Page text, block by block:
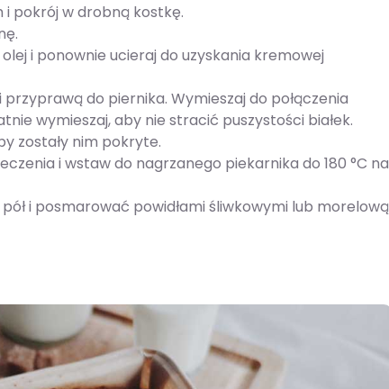
i pokrój w drobną kostkę.
i ponownie ucieraj do uzyskania kremowej
do piernika. Wymieszaj do połączenia
wymieszaj, aby nie stracić puszystości białek.
zostały nim pokryte.
i wstaw do nagrzanego piekarnika do 180 °C na
i posmarować powidłami śliwkowymi lub morelową